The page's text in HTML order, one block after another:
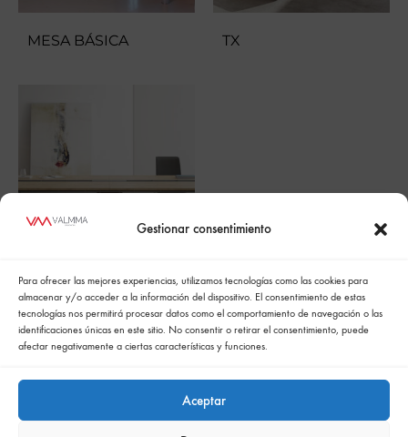
Gestionar consentimiento
Para ofrecer las mejores experiencias, utilizamos tecnologías como las cookies para
almacenar y/o acceder a la información del dispositivo. El consentimiento de estas
tecnologías nos permitirá procesar datos como el comportamiento de navegación o las
identificaciones únicas en este sitio. No consentir o retirar el consentimiento, puede
afectar negativamente a ciertas características y funciones.
Aceptar
MESA BÁSICA TX
WIRE